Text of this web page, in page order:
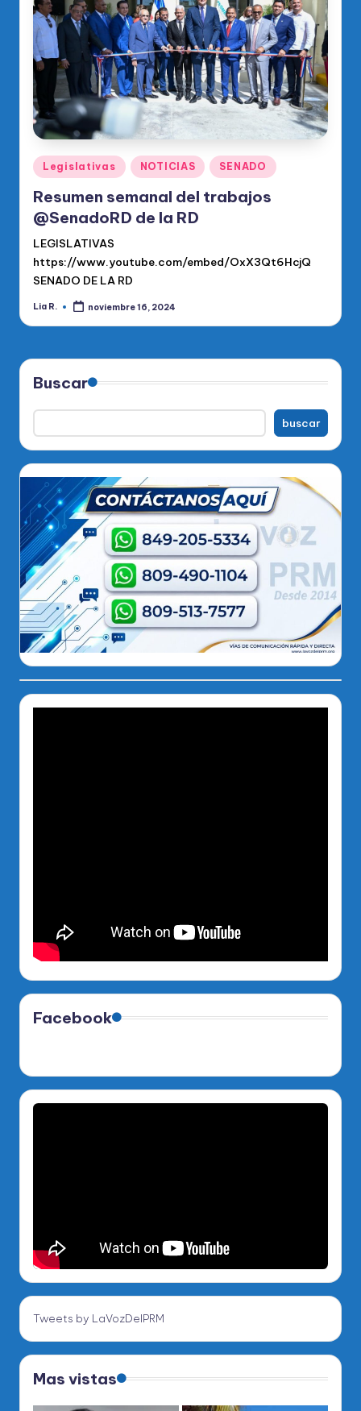
di
c
o
O
fi
ci
al
d
el
P
M
Publicado
en
Legislativas NOTICIAS SENADO
Resumen semanal del trabajos
@SenadoRD de la RD
LEGISLATIVAS
https://www.youtube.com/embed/OxX3Qt6HcjQ
SENADO DE LA RD
Publicado
Lia R. noviembre 16, 2024
Buscar
buscar
Facebook
Tweets by LaVozDelPRM
Mas vistas